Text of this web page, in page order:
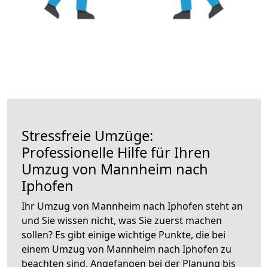
Stressfreie Umzüge:
Professionelle Hilfe für Ihren
Umzug von Mannheim nach
Iphofen
Ihr Umzug von Mannheim nach Iphofen steht an
und Sie wissen nicht, was Sie zuerst machen
sollen? Es gibt einige wichtige Punkte, die bei
einem Umzug von Mannheim nach Iphofen zu
beachten sind. Angefangen bei der Planung bis